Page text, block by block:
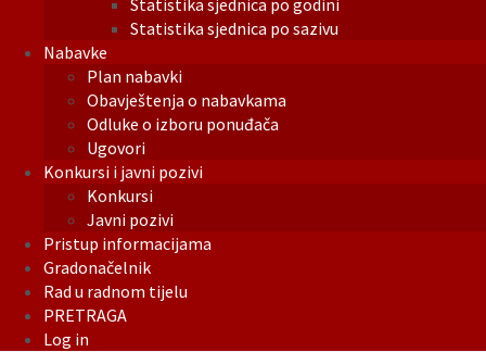
Statistika sjednica po godini
Statistika sjednica po sazivu
Nabavke
Plan nabavki
Obavještenja o nabavkama
Odluke o izboru ponuđača
Ugovori
Konkursi i javni pozivi
Konkursi
Javni pozivi
Pristup informacijama
Gradonačelnik
Rad u radnom tijelu
PRETRAGA
Log in